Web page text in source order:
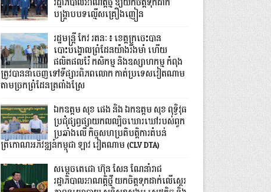
រដ្ឋាភិបាលអាណត្តិថ្មី ឱ្យយកចិត្តទុកដាក់
បង្ក្រាបបទល្មើសគ្រឿងញៀន
រដ្ឋមន្ត្រី កែវ រតនៈ៖ ខេត្តក្រចេះបាន
បោះបង្គោលព្រំដែនយ៉ាងរឹងមាំ ហើយ
ផលិតផលរ៉ែ កសិកម្ម និងឧស្សាហកម្ម កំពុង
ត្រូវបាននាំចេញទៅទីផ្សារពិភពលោក កាត់ប្រទេសវៀតណាម
តាមច្រកព្រំដែនត្រពាំងស្រែ
ឯកឧត្តម សុខ ផេង និង ឯកឧត្តម សុខ ពុទ្ធិវុធ
ប្រជុំផ្សព្វផ្សាយកលល្បិចឃោរឃៅរបស់ពួក
ប្រឆាំងលើ កិច្ចសហប្រតិបត្តិការតំបន់
ត្រីកោណអភិវឌ្ឍន៍កម្ពុជា ឡាវ វៀតណាម (CLV DTA)
សម្តេចតេជោ ហ៊ុន សែន ណែនាំរាជ
រដ្ឋាភិបាលអាណត្តិថ្មី យកចិត្តទុកដាក់លើស្ថេរ